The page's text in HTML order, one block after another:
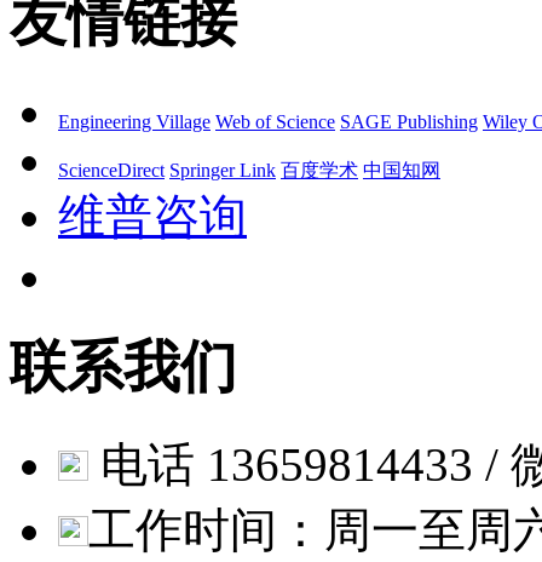
友情链接
Engineering Village Web of Science SAGE Publishing Wiley
ScienceDirect Springer Link 百度学术 中国知网
维普咨询
联系我们
电话 13659814433 /
工作时间：周一至周